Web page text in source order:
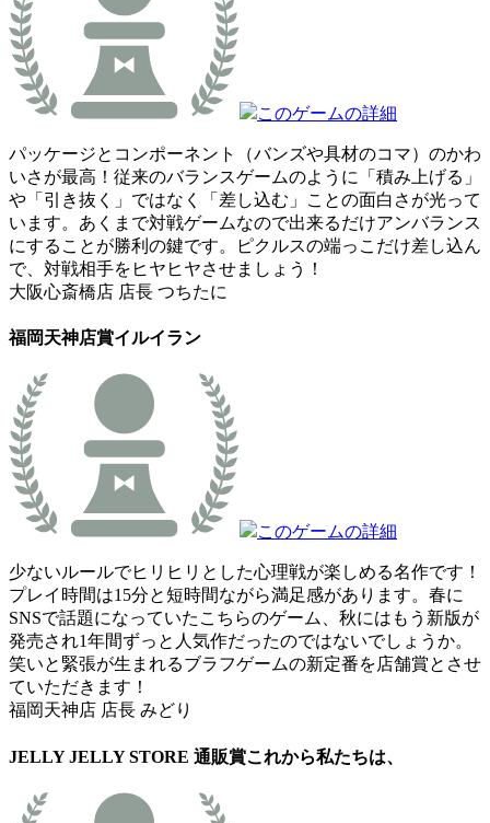
このゲームの詳細
パッケージとコンポーネント（バンズや具材のコマ）のかわ
いさが最高！従来のバランスゲームのように「積み上げる」
や「引き抜く」ではなく「差し込む」ことの面白さが光って
います。あくまで対戦ゲームなので出来るだけアンバランス
にすることが勝利の鍵です。ピクルスの端っこだけ差し込ん
で、対戦相手をヒヤヒヤさせましょう！
大阪心斎橋店 店長 つちたに
福岡天神店賞イルイラン
このゲームの詳細
少ないルールでヒリヒリとした心理戦が楽しめる名作です！
プレイ時間は15分と短時間ながら満足感があります。春に
SNSで話題になっていたこちらのゲーム、秋にはもう新版が
発売され1年間ずっと人気作だったのではないでしょうか。
笑いと緊張が生まれるブラフゲームの新定番を店舗賞とさせ
ていただきます！
福岡天神店 店長 みどり
JELLY JELLY STORE 通販賞これから私たちは、